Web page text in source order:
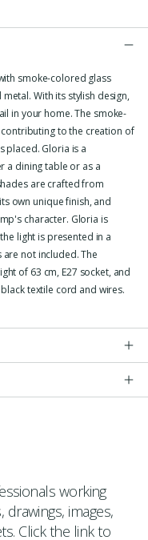
smoke-colored glass
With its stylish design,
in your home. The smoke-
to the creation of
placed. Gloria is a
a dining table or as a
are crafted from
own unique finish, and
character. Gloria is
light is presented in a
not included. The
of 63 cm, E27 socket, and
textile cord and wires.
working
images,
Click the link to